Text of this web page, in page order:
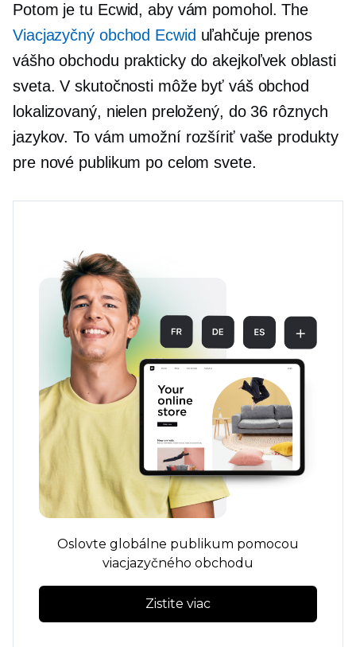
Potom je tu Ecwid, aby vám pomohol. The
Viacjazyčný obchod Ecwid uľahčuje prenos
vášho obchodu prakticky do akejkoľvek oblasti
sveta. V skutočnosti môže byť váš obchod
lokalizovaný, nielen preložený, do 36 rôznych
jazykov. To vám umožní rozšíriť vaše produkty
pre nové publikum po celom svete.
Oslovte globálne publikum pomocou
viacjazyčného obchodu
Zistite viac